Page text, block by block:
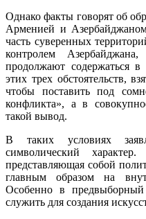
Однако факты говорят об
Арменией и
часть суверенных
контролем
продолжают содержаться
этих трех обстоятельств,
чтобы поставить под
конфликта», а в
такой вывод.
В таких условиях
символический
представляющая собой
главным образом на
Особенно в
служить для создания